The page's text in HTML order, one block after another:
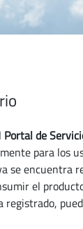
Portal de
para los
se encuentra
el
registrado,